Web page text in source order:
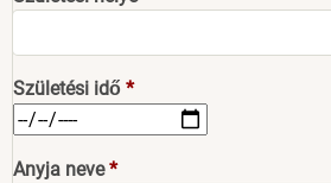
Születési idő
Anyja neve